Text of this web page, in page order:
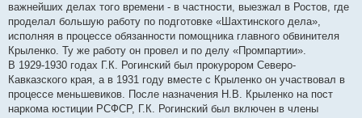
важнейших делах того времени - в частности, выезжал в Ростов, где
проделал большую работу по подготовке «Шахтинского дела»,
исполняя в процессе обязанности помощника главного обвинителя
Крыленко. Ту же работу он провел и по делу «Промпартии».
В 1929-1930 годах Г.К. Рогинский был прокурором Северо-
Кавказского края, а в 1931 году вместе с Крыленко он участвовал в
процессе меньшевиков. После назначения Н.В. Крыленко на пост
наркома юстиции РСФСР, Г.К. Рогинский был включен в члены